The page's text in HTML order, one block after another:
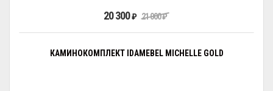
20 300₽ 21 000₽
КАМИНОКОМПЛЕКТ IDAMEBEL MICHELLE GOLD